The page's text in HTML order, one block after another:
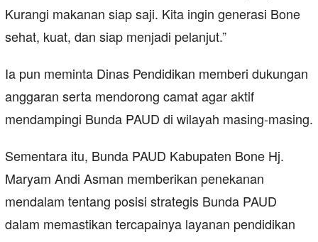
Kurangi makanan siap saji. Kita ingin generasi Bone
sehat, kuat, dan siap menjadi pelanjut.”
Ia pun meminta Dinas Pendidikan memberi dukungan
anggaran serta mendorong camat agar aktif
mendampingi Bunda PAUD di wilayah masing-masing.
Sementara itu, Bunda PAUD Kabupaten Bone Hj.
Maryam Andi Asman memberikan penekanan
mendalam tentang posisi strategis Bunda PAUD
dalam memastikan tercapainya layanan pendidikan